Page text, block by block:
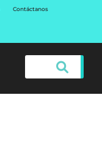
Contáctanos